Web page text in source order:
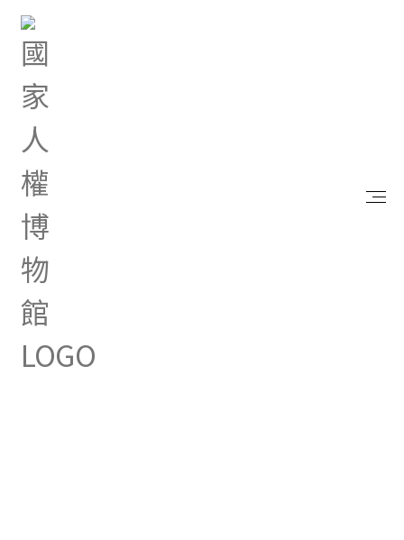
首頁
715解嚴三十周年紀念專刊